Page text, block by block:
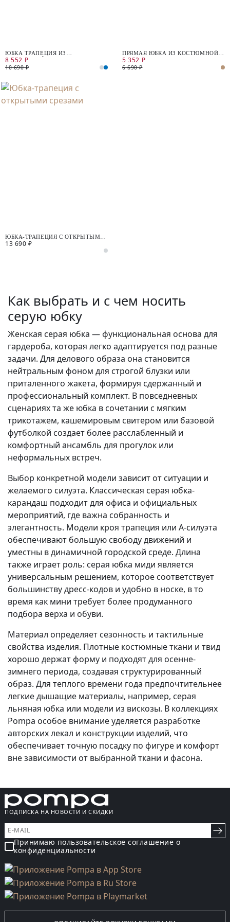
ЮБКА ТРАПЕЦИЯ ИЗ
КОСТЮМНОЙ ТКАНИ В КЛЕТКУ
8 552 ₽
10 690 ₽
ПРЯМАЯ ЮБКА ИЗ КОСТЮМНОЙ
ТКАНИ В КЛЕТКУ
5 352 ₽
6 690 ₽
ЮБКА-ТРАПЕЦИЯ С ОТКРЫТЫМИ
СРЕЗАМИ
13 690 ₽
Как выбрать и с чем носить
серую юбку
Женская серая юбка — функциональная основа для
гардероба, которая легко адаптируется под разные
задачи. Для делового образа она становится
нейтральным фоном для строгой блузки или
приталенного жакета, формируя сдержанный и
профессиональный комплект. В повседневных
сценариях та же юбка в сочетании с мягким
трикотажем, кашемировым свитером или базовой
футболкой создает более расслабленный и
комфортный ансамбль для прогулок или
неформальных встреч.
Выбор конкретной модели зависит от ситуации и
желаемого силуэта. Классическая серая юбка-
карандаш подходит для офиса и официальных
мероприятий, где важна собранность и
элегантность. Модели кроя трапеция или А-силуэта
обеспечивают большую свободу движений и
уместны в динамичной городской среде. Длина
также играет роль: серая юбка миди является
универсальным решением, которое соответствует
большинству дресс-кодов и удобно в носке, в то
время как мини требует более продуманного
подбора верха и обуви.
Материал определяет сезонность и тактильные
свойства изделия. Плотные костюмные ткани и твид
хорошо держат форму и подходят для осенне-
зимнего периода, создавая структурированный
образ. Для теплого времени года предпочтительнее
легкие дышащие материалы, например, серая
льняная юбка или модели из вискозы. В коллекциях
Pompa особое внимание уделяется разработке
авторских лекал и конструкции изделий, что
обеспечивает точную посадку по фигуре и комфорт
вне зависимости от выбранной ткани и фасона.
ПОДПИСКА НА НОВОСТИ И СКИДКИ
Принимаю пользовательское соглашение о
конфиденциальности